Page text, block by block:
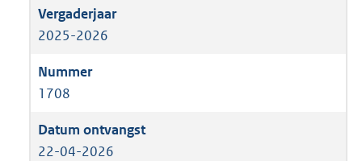
2025-2026
1708
22-04-2026